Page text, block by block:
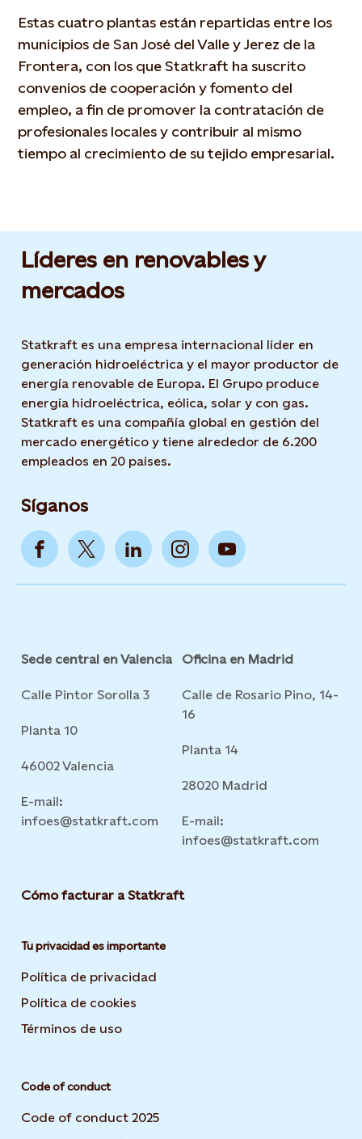
Estas cuatro plantas están repartidas entre los
municipios de San José del Valle y Jerez de la
Frontera, con los que Statkraft ha suscrito
convenios de cooperación y fomento del
empleo, a fin de promover la contratación de
profesionales locales y contribuir al mismo
tiempo al crecimiento de su tejido empresarial.
Líderes en renovables y
mercados
Statkraft es una empresa internacional líder en
generación hidroeléctrica y el mayor productor de
energía renovable de Europa. El Grupo produce
energía hidroeléctrica, eólica, solar y con gas.
Statkraft es una compañía global en gestión del
mercado energético y tiene alrededor de 6.200
empleados en 20 países.
Síganos
Sede central en Valencia
Calle Pintor Sorolla 3
Planta 10
46002 Valencia
E-mail:
infoes@statkraft.com
Oficina en Madrid
Calle de Rosario Pino, 14-
16
Planta 14
28020 Madrid
E-mail:
infoes@statkraft.com
Cómo facturar a Statkraft
Tu privacidad es importante
Política de privacidad
Política de cookies
Términos de uso
Code of conduct
Code of conduct 2025